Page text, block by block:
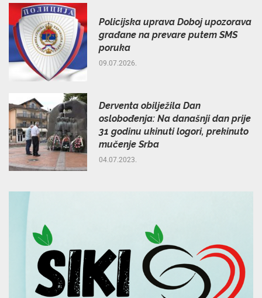
Policijska uprava Doboj upozorava
građane na prevare putem SMS
poruka
09.07.2026.
Derventa obilježila Dan
oslobođenja: Na današnji dan prije
31 godinu ukinuti logori, prekinuto
mučenje Srba
04.07.2023.